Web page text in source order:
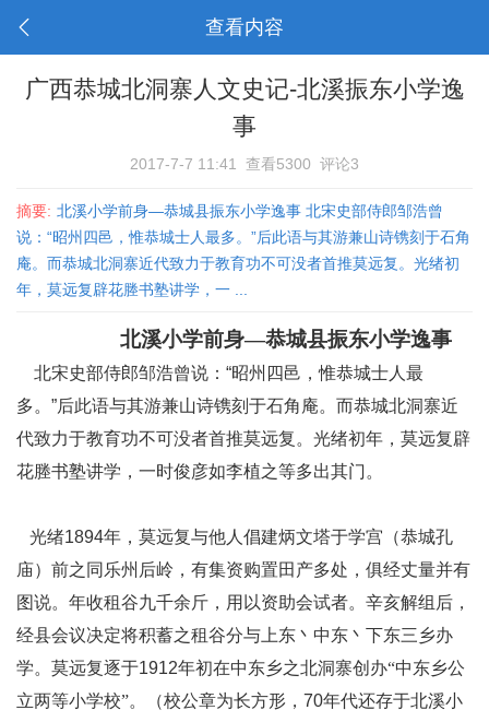
查看内容
广西恭城北洞寨人文史记-北溪振东小学逸
事
2017-7-7 11:41 查看5300 评论3
摘要: 北溪小学前身—恭城县振东小学逸事 北宋史部侍郎邹浩曾
说：“昭州四邑，惟恭城士人最多。”后此语与其游兼山诗镌刻于石角
庵。而恭城北洞寨近代致力于教育功不可没者首推莫远复。光绪初
年，莫远复辟花塍书塾讲学，一 ...
北溪小学前身—恭城县振东小学逸事
北宋史部侍郎邹浩曾说：“昭州四邑，惟恭城士人最
多。”后此语与其游兼山诗镌刻于石角庵。而恭城北洞寨近
代致力于教育功不可没者首推莫远复。光绪初年，莫远复辟
花塍书塾讲学，一时俊彦如李植之等多出其门。
光绪1894年，莫远复与他人倡建炳文塔于学宫（恭城孔
庙）前之同乐州后岭，有集资购置田产多处，俱经丈量并有
图说。年收租谷九千余斤，用以资助会试者。辛亥解组后，
经县会议决定将积蓄之租谷分与上东丶中东丶下东三乡办
学。莫远复逐于1912年初在中东乡之北洞寨创办“中东乡公
立两等小学校”。（校公章为长方形， 70年代还存于北溪小